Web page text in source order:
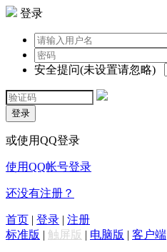
登录
安全提问(未设置请忽略)
登录
或使用QQ登录
使用QQ帐号登录
还没有注册？
首页 | 登录 | 注册
标准版 | 触屏版 | 电脑版 | 客户端